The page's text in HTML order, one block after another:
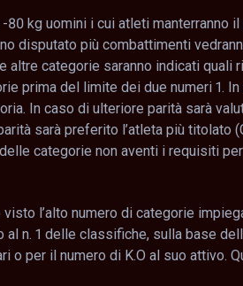
-80 kg uomini i cui atleti
disputato più combattimenti
altre categorie saranno indicati
prima del limite dei due numeri 1.
In caso di ulteriore parità sarà
sarà preferito l’atleta più titolato
categorie non aventi i requisiti
l’alto numero di categorie
al n. 1 delle classifiche, sulla base
o per il numero di K.O al suo